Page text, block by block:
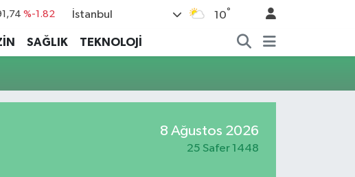
%-1.82
%0.02
%0.18
İstanbul 10°
SAĞLIK TEKNOLOJİ
8 Ağustos 2026
25 Safer 1448